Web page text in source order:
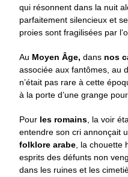
qui résonnent dans la nuit
parfaitement silencieux et
proies sont fragilisées par
Au Moyen Âge, dans nos
associée aux fantômes, au
n’était pas rare à cette
à la porte d’une grange
Pour les romains , la voir
entendre son cri annonçait
folklore arabe , la chouette
esprits des défunts non
dans les ruines et les